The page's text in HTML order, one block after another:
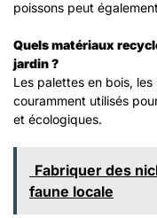
poissons peut
Quels matériaux
jardin ?
Les palettes en bois,
couramment utilisés
et écologiques.​
Fabriquer des
faune locale